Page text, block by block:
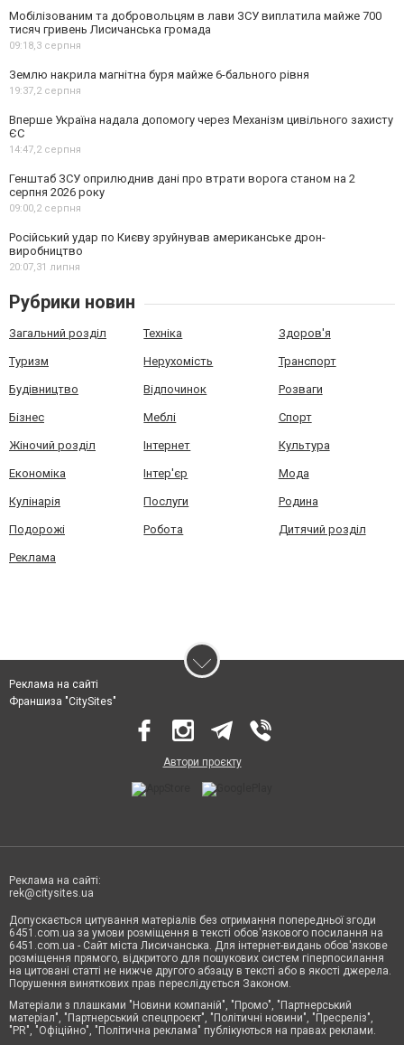
Мобілізованим та добровольцям в лави ЗСУ виплатила майже 700
тисяч гривень Лисичанська громада
09:18,3 серпня
Землю накрила магнітна буря майже 6-бального рівня
19:37,2 серпня
Вперше Україна надала допомогу через Механізм цивільного захисту
ЄС
14:47,2 серпня
Генштаб ЗСУ оприлюднив дані про втрати ворога станом на 2
серпня 2026 року
09:00,2 серпня
Російський удар по Києву зруйнував американське дрон-
виробництво
20:07,31 липня
Рубрики новин
Загальний розділ Техніка Здоров'я
Туризм Нерухомість Транспорт
Будівництво Відпочинок Розваги
Бізнес Меблі Спорт
Жіночий розділ Інтернет Культура
Економіка Інтер'єр Мода
Кулінарія Послуги Родина
Подорожі Робота Дитячий розділ
Реклама
Реклама на сайті
Франшиза "CitySites"
Автори проєкту
Реклама на сайті:
rek@citysites.ua
Допускається цитування матеріалів без отримання попередньої згоди
6451.com.ua за умови розміщення в тексті обов'язкового посилання на
6451.com.ua - Сайт міста Лисичанська. Для інтернет-видань обов'язкове
розміщення прямого, відкритого для пошукових систем гіперпосилання
на цитовані статті не нижче другого абзацу в тексті або в якості джерела.
Порушення виняткових прав переслідується Законом.
Матеріали з плашками "Новини компаній", "Промо", "Партнерський
матеріал", "Партнерський спецпроєкт", "Політичні новини", "Пресреліз",
"PR", "Офіційно", "Політична реклама" публікуються на правах реклами.